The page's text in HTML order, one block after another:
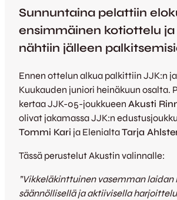
Sunnuntaina pelattiin
ensimmäinen kotiottelu
nähtiin jälleen
Ennen ottelun alkua palkittiin JJK:n
Kuukauden juniori heinäkuun osalta.
kertaa JJK-05-joukkueen Akusti
olivat jakamassa JJK:n
Tommi Kari ja ElenialtaTarja
Tässä perustelut Akustin valinnalle:
”Vikkeläkinttuinen vasemman laidan
säännöllisellä ja aktiivisella